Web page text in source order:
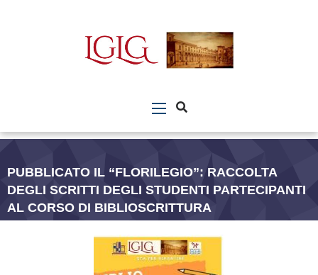
PUBBLICATO IL “FLORILEGIO”: RACCOLTA
DEGLI SCRITTI DEGLI STUDENTI PARTECIPANTI
AL CORSO DI BIBLIOSCRITTURA